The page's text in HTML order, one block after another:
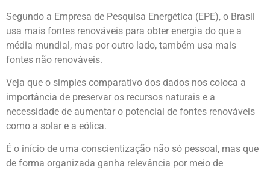
Segundo a Empresa de Pesquisa Energética (EPE), o Brasil
usa mais fontes renováveis para obter energia do que a
média mundial, mas por outro lado, também usa mais
fontes não renováveis.
Veja que o simples comparativo dos dados nos coloca a
importância de preservar os recursos naturais e a
necessidade de aumentar o potencial de fontes renováveis
como a solar e a eólica.
É o início de uma conscientização não só pessoal, mas que
de forma organizada ganha relevância por meio de